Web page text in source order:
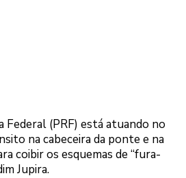
Federal (PRF) está atuando no
na cabeceira da ponte e na
coibir os esquemas de “fura-
Jupira.